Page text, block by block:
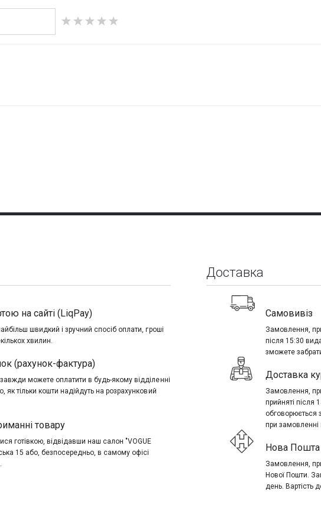
на сайті (LiqPay)
швидкий і зручний спосіб оплати, гроші
хвилин.
(рахунок-фактура)
можете оплатити в будь-якому відділенні
як тільки кошти надійдуть на розрахунковий
товару
готівкою, відвідавши наш салон "VOGUE
15 або, безпосередньо, в самому офісі
Доставка
Самовивіз
Замовлення,
після 15:30
зможете
Доставка
Замовлення,
прийняті після
обговорюється
при замовленні
Нова Пошта
Замовлення,
Нової Пошти.
день. Вартість